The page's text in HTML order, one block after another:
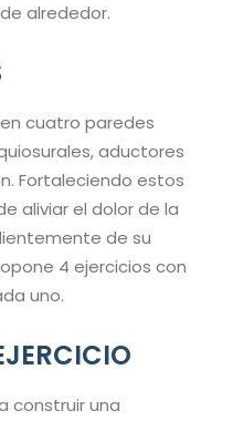
alrededor.
cuatro paredes
aductores
Fortaleciendo estos
aliviar el dolor de la
de su
4 ejercicios con
uno.
construir una